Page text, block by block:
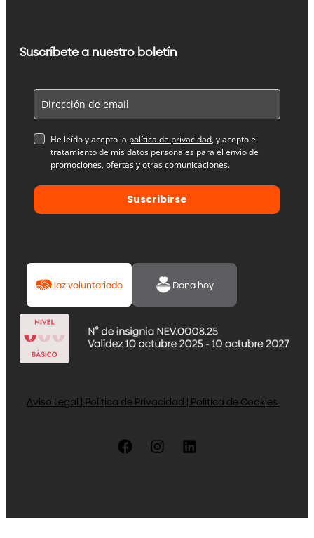
Suscríbete a nuestro boletín
He leído y acepto la política de privacidad, y acepto el
tratamiento de mis datos personales para el envío de
promociones, ofertas y otras comunicaciones.
Suscribirse
Haz voluntariado Dona hoy
Aviso Legal | Política de Privacidad | Política de Cookies